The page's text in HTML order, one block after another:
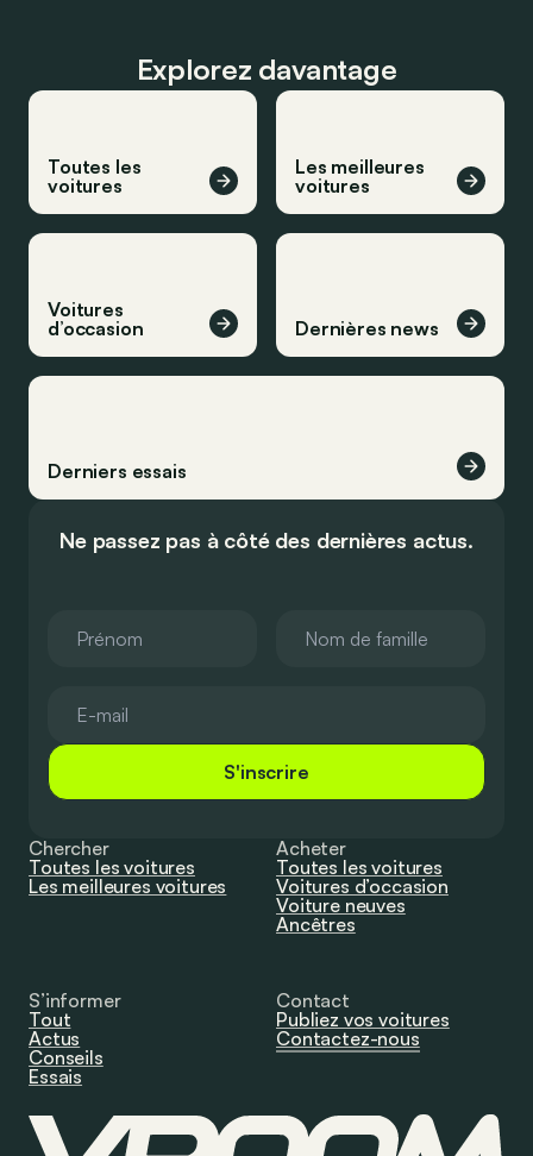
Explorez davantage
Toutes les
voitures
Les meilleures
voitures
Voitures
d’occasion
Dernières news
Derniers essais
Ne passez pas à côté des dernières actus.
S'inscrire
Chercher
Toutes les voitures
Les meilleures voitures
Acheter
Toutes les voitures
Voitures d’occasion
Voiture neuves
Ancêtres
S’informer
Tout
Actus
Conseils
Essais
Contact
Publiez vos voitures
Contactez-nous